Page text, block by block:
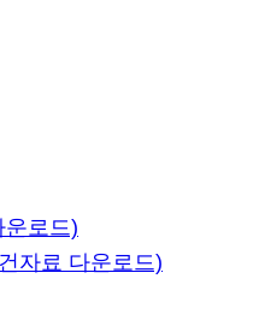
로드)
자료 다운로드)